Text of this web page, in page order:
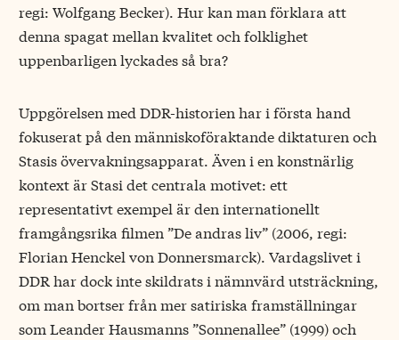
regi: Wolfgang Becker). Hur kan man förklara att
denna spagat mellan kvalitet och folklighet
uppenbarligen lyckades så bra?
Uppgörelsen med DDR-historien har i första hand
fokuserat på den människoföraktande diktaturen och
Stasis övervakningsapparat. Även i en konstnärlig
kontext är Stasi det centrala motivet: ett
representativt exempel är den internationellt
framgångsrika filmen ”De andras liv” (2006, regi:
Florian Henckel von Donnersmarck). Vardagslivet i
DDR har dock inte skildrats i nämnvärd utsträckning,
om man bortser från mer satiriska framställningar
som Leander Hausmanns ”Sonnenallee” (1999) och